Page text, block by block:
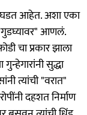
घडत आहेत. अशा एका
"गुडघ्यावर" आणलं.
चा प्रकार झाला
सुद्धा
त्यांची "वरात"
दहशत निर्माण